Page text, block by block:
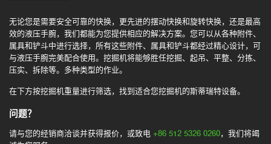
无论您是需要安全可靠的快换，更先进的摆动快换和旋转快换，还是最高
效的液压手腕，我们都能为您提供相应的解决方案。您可以从各种附件、
属具和铲斗中进行选择，所有这些附件、属具和铲斗都经过精心设计，可
与液压手腕完美配合使用。挖掘机将能够胜任挖掘、起吊、平整、分拣、
压实、拆除等。多种类型的作业。
在下方按挖掘机重量进行筛选，找到适合您挖掘机的斯蒂瑞特设备。
问题？
请与您的经销商洽谈并获得报价，或致电 +86 512 5326 0260，我们将竭